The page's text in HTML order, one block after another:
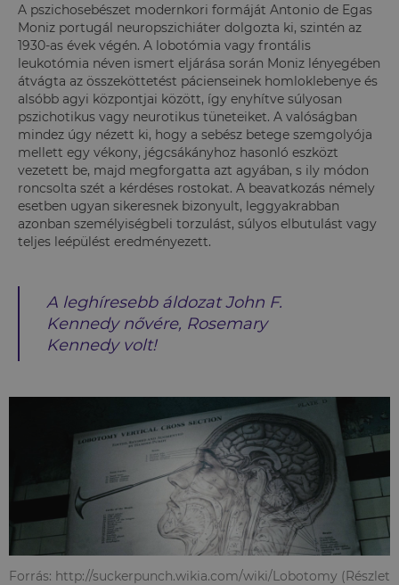
A pszichosebészet modernkori formáját Antonio de Egas
Moniz portugál neuropszichiáter dolgozta ki, szintén az
1930-as évek végén. A lobotómia vagy frontális
leukotómia néven ismert eljárása során Moniz lényegében
átvágta az összeköttetést pácienseinek homloklebenye és
alsóbb agyi központjai között, így enyhítve súlyosan
pszichotikus vagy neurotikus tüneteiket. A valóságban
mindez úgy nézett ki, hogy a sebész betege szemgolyója
mellett egy vékony, jégcsákányhoz hasonló eszközt
vezetett be, majd megforgatta azt agyában, s ily módon
roncsolta szét a kérdéses rostokat. A beavatkozás némely
esetben ugyan sikeresnek bizonyult, leggyakrabban
azonban személyiségbeli torzulást, súlyos elbutulást vagy
teljes leépülést eredményezett.
A leghíresebb áldozat John F.
Kennedy nővére, Rosemary
Kennedy volt!
Forrás: http://suckerpunch.wikia.com/wiki/Lobotomy (Részlet